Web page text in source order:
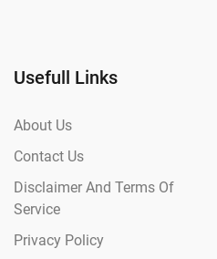
Usefull Links
About Us
Contact Us
Disclaimer And Terms Of
Service
Privacy Policy